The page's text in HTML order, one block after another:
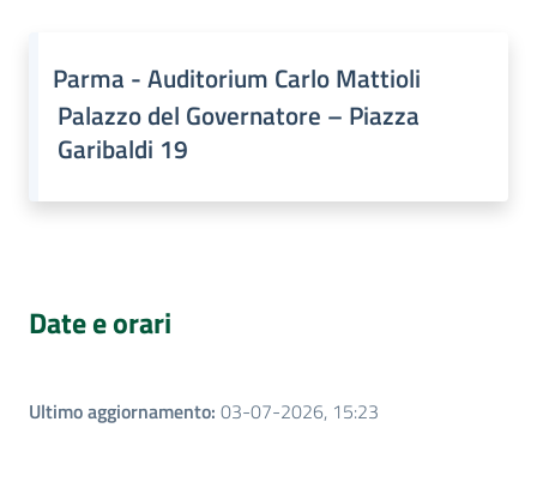
Per i media
Per i cittadini
Parma - Auditorium Carlo Mattioli
Palazzo del Governatore – Piazza
Garibaldi 19
Date e orari
Ultimo aggiornamento: 03-07-2026, 15:23